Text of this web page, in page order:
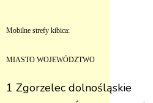
Mobilne strefy kibica:
MIASTO WOJEWÓDZTWO
1 Zgorzelec dolnośląskie